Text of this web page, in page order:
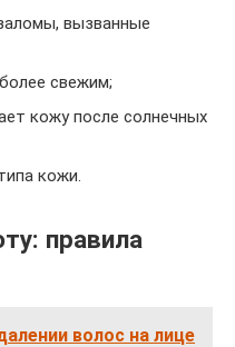
вызванные
свежим;
кожу после солнечных
кожи.
правила
волос на лице